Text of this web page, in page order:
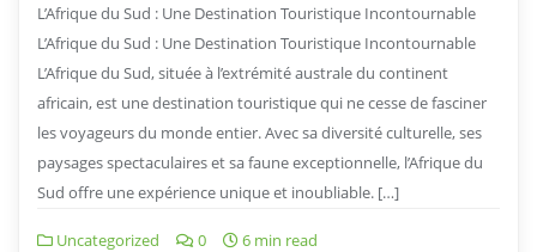
L’Afrique du Sud : Une Destination Touristique Incontournable
L’Afrique du Sud : Une Destination Touristique Incontournable
L’Afrique du Sud, située à l’extrémité australe du continent
africain, est une destination touristique qui ne cesse de fasciner
les voyageurs du monde entier. Avec sa diversité culturelle, ses
paysages spectaculaires et sa faune exceptionnelle, l’Afrique du
Sud offre une expérience unique et inoubliable. […]
Uncategorized 0 6 min read